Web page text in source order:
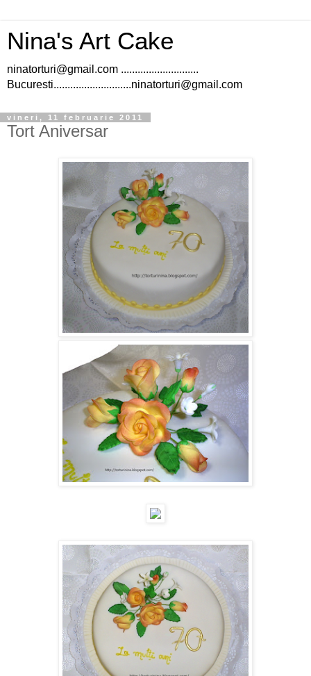
Nina's Art Cake
ninatorturi@gmail.com ............................
Bucuresti............................ninatorturi@gmail.com
vineri, 11 februarie 2011
Tort Aniversar